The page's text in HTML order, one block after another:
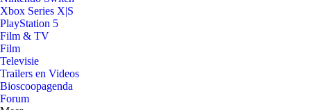
Xbox Series X|S
PlayStation 5
Film & TV
Film
Televisie
Trailers en Videos
Bioscoopagenda
Forum